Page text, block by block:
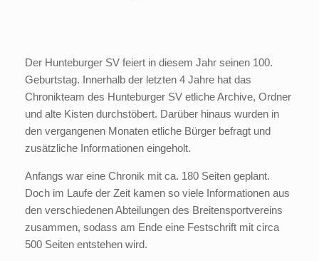
Der Hunteburger SV feiert in diesem Jahr seinen 100.
Geburtstag. Innerhalb der letzten 4 Jahre hat das
Chronikteam des Hunteburger SV etliche Archive, Ordner
und alte Kisten durchstöbert. Darüber hinaus wurden in
den vergangenen Monaten etliche Bürger befragt und
zusätzliche Informationen eingeholt.
Anfangs war eine Chronik mit ca. 180 Seiten geplant.
Doch im Laufe der Zeit kamen so viele Informationen aus
den verschiedenen Abteilungen des Breitensportvereins
zusammen, sodass am Ende eine Festschrift mit circa
500 Seiten entstehen wird.